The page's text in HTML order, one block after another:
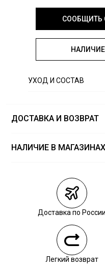
СООБЩИТЬ
УХОД И СОСТАВ
ДОСТАВКА И ВОЗВРАТ
Курьерская доставка
Самовывоз из пункта
Самовывоз из наших
Курьерская доставка
Самовывоз из пункта
НАЛИЧИЕ В МАГАЗИНАХ
Доставка по России
Легкий возврат